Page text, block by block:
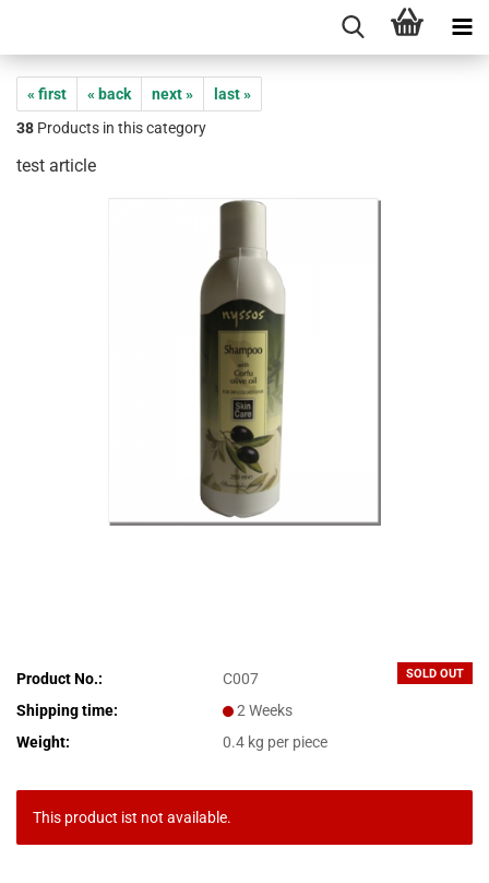
« first « back next »
last »
38 Products in this category
test article
SOLD OUT
Product No.:
C007
Shipping time:
2 Weeks
Weight:
0.4 kg per piece
This product ist not available.